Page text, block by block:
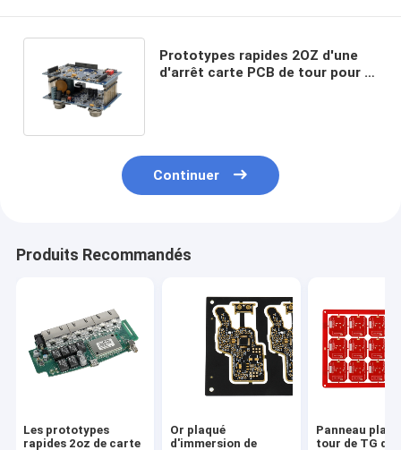
Prototypes rapides 2OZ d'une
d'arrêt carte PCB de tour pour le
Continuer
Produits Recommandés
Les prototypes
rapides 2oz de carte
Or plaqué
d'immersion de
Panneau
tour de TG de